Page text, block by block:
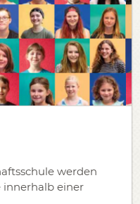
werden
einer